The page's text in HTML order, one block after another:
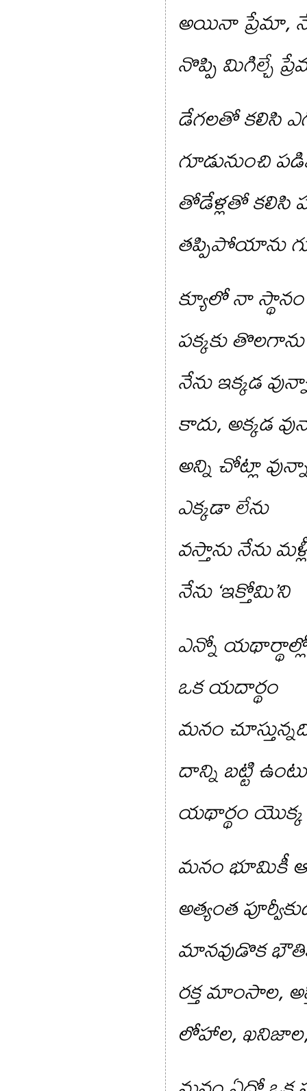
అయినా ప్రేమా,
నొప్పి మిగిల్చే
డేగలతో కలిసి
గూడునుంచి
తోడేళ్లతో కలిసి
తప్పిపోయాను
క్యూలో నా
పక్కకు తొలగాను
నేను ఇక్కడ
కాదు, అక్కడ
అన్ని చోట్లా
ఎక్కడా లేను
వస్తాను నేను
నేను ‘ఇక్తోమి’ని
ఎన్నో
ఒక యదార్థం
మనం
దాన్ని బట్టి
యథార్థం
మనం భూమికీ
అత్యంత
మానవుడొక
రక్త మాంసాల,
లోహాల,